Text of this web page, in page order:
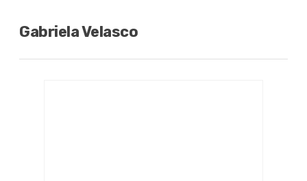
Gabriela Velasco